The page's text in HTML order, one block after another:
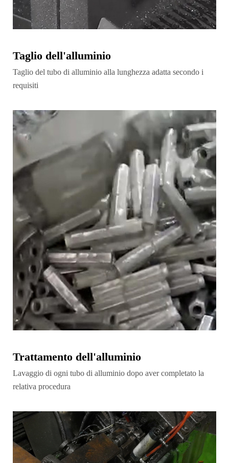
Taglio dell'alluminio
Taglio del tubo di alluminio alla lunghezza adatta secondo i
requisiti
Trattamento dell'alluminio
Lavaggio di ogni tubo di alluminio dopo aver completato la
relativa procedura